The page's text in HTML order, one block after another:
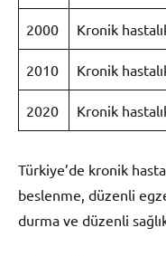
2000 Kronik
2010 Kronik
2020 Kronik
Türkiye’de kronik
beslenme, düzenli
durma ve düzenli